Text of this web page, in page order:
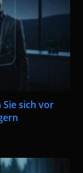
Sie sich vor